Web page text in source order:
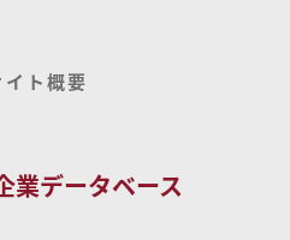
イト概要
業データベース